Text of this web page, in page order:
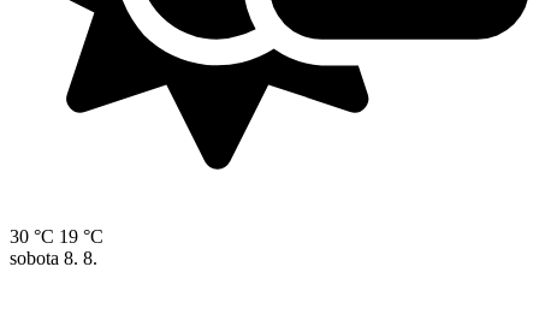
30 °C 19 °C
sobota 8. 8.